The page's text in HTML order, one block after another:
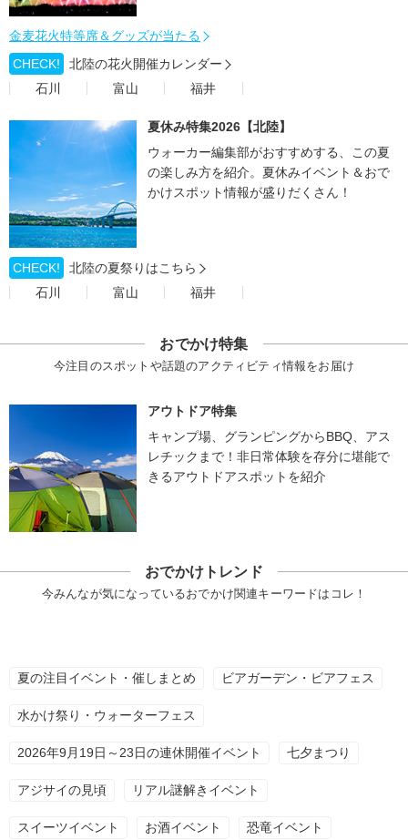
金麦花火特等席＆グッズが当たる
CHECK!
北陸の花火開催カレンダー
石川
富山 福井
夏休み特集2026【北陸】
ウォーカー編集部がおすすめする、この夏
の楽しみ方を紹介。夏休みイベント＆おで
かけスポット情報が盛りだくさん！
CHECK!
北陸の夏祭りはこちら
石川
富山 福井
おでかけ特集
今注目のスポットや話題のアクティビティ情報をお届け
アウトドア特集
キャンプ場、グランピングからBBQ、アス
レチックまで！非日常体験を存分に堪能で
きるアウトドアスポットを紹介
おでかけトレンド
今みんなが気になっているおでかけ関連キーワードはコレ！
夏の注目イベント・催しまとめ ビアガーデン・ビアフェス
水かけ祭り・ウォーターフェス
2026年9月19日～23日の連休開催イベント 七夕まつり
アジサイの見頃 リアル謎解きイベント
スイーツイベント お酒イベント 恐竜イベント